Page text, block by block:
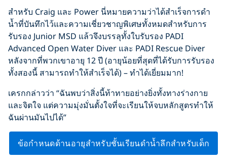
สำหรับ Craig และ Power นี่หมายความว่าได้สำเร็จการดำ
น้ำที่บันทึกไว้และความเชี่ยวชาญพิเศษทั้งหมดสำหรับการ
รับรอง Junior MSD แล้วจึงบรรลุทั้งใบรับรอง PADI
Advanced Open Water Diver และ PADI Rescue Diver
หลังจากที่พวกเขาอายุ 12 ปี (อายุน้อยที่สุดที่ได้รับการรับรอง
ทั้งสองนี้ สามารถทำให้สำเร็จได้) – ทำได้เยี่ยมมาก!
เครกกล่าวว่า “ฉันพบว่าสิ่งนี้ท้าทายอย่างยิ่งทั้งทางร่างกาย
และจิตใจ แต่ความมุ่งมั่นตั้งใจที่จะเรียนให้จบหลักสูตรทำให้
ฉันผ่านมันไปได้”
ข้อกำหนดด้านอายุสำหรับชั้นเรียนดำน้ำลึกสำหรับเด็ก